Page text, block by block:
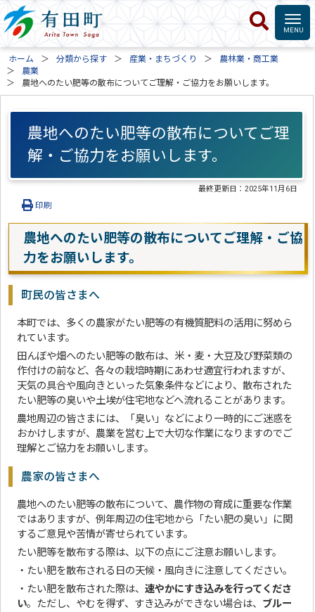
ホーム 分類から探す 産業・まちづくり
農林業・商工業
農業
農地へのたい肥等の散布についてご理解・ご協力をお願いします。
農地へのたい肥等の散布についてご理
解・ご協力をお願いします。
最終更新日：2025年11月6日
印刷
農地へのたい肥等の散布についてご理解・ご協
力をお願いします。
町民の皆さまへ
本町では、多くの農家がたい肥等の有機質肥料の活用に努めら
れています。
田んぼや畑へのたい肥等の散布は、米・麦・大豆及び野菜類の
作付けの前など、各々の栽培時期にあわせ適宜行われますが、
天気の具合や風向きといった気象条件などにより、散布された
たい肥等の臭いや土埃が住宅地などへ流れることがあります。
農地周辺の皆さまには、「臭い」などにより一時的にご迷惑を
おかけしますが、農業を営む上で大切な作業になりますのでご
理解とご協力をお願いします。
農家の皆さまへ
農地へのたい肥等の散布について、農作物の育成に重要な作業
ではありますが、例年周辺の住宅地から「たい肥の臭い」に関
するご意見や苦情が寄せられています。
たい肥等を散布する際は、以下の点にご注意お願いします。
・たい肥を散布される日の天候・風向きに注意してください。
・たい肥を散布された際は、速やかにすき込みを行ってくださ
い。ただし、やむを得ず、すき込みができない場合は、 ブルー